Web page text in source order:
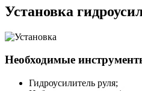
Установка
Необходимые
Гидроусилитель руля;